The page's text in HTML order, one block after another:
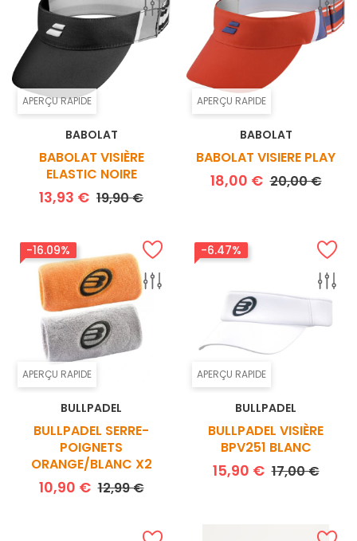
APERÇU RAPIDE
BABOLAT
BABOLAT VISIÈRE
ELASTIC NOIRE
13,93 € Prix de base
19,90 €Prix
APERÇU RAPIDE
BABOLAT
BABOLAT VISIERE PLAY
18,00 € Prix de base
20,00 €Prix
APERÇU RAPIDE
-16.09%
BULLPADEL
BULLPADEL SERRE-
POIGNETS
ORANGE/BLANC X2
10,90 € Prix de base
12,99 €Prix
APERÇU RAPIDE
-6.47%
BULLPADEL
BULLPADEL VISIÈRE
BPV251 BLANC
15,90 € Prix de base
17,00 €Prix